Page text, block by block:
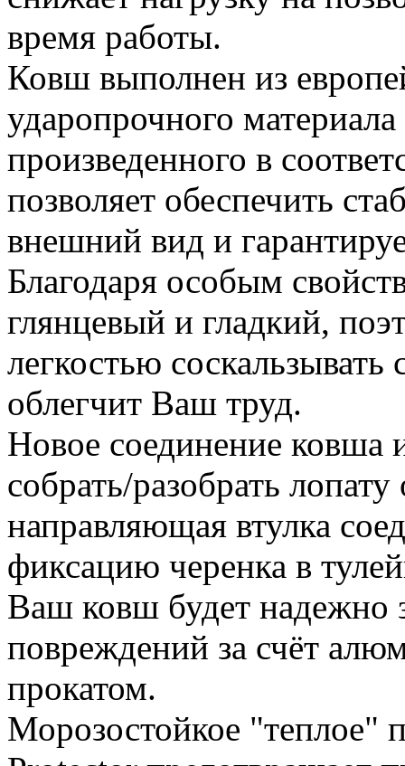
время работы.
Ковш выполнен из
ударопрочного
произведенного в
позволяет обеспечить
внешний вид и
Благодаря особым
глянцевый и гладкий,
легкостью соскальзывать
облегчит Ваш труд.
Новое соединение ковша
собрать/разобрать
направляющая втулка
фиксацию черенка в
Ваш ковш будет надежно
повреждений за счёт
прокатом.
Морозостойкое "теплое"